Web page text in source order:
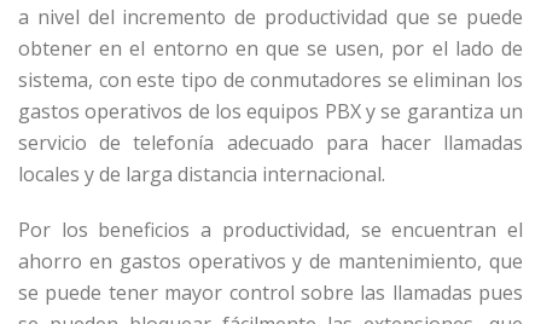
a nivel del incremento de productividad que se puede
obtener en el entorno en que se usen, por el lado de
sistema, con este tipo de conmutadores se eliminan los
gastos operativos de los equipos PBX y se garantiza un
servicio de telefonía adecuado para hacer llamadas
locales y de larga distancia internacional.
Por los beneficios a productividad, se encuentran el
ahorro en gastos operativos y de mantenimiento, que
se puede tener mayor control sobre las llamadas pues